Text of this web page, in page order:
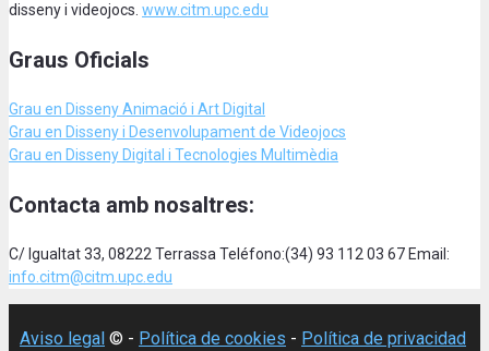
disseny i videojocs. www.citm.upc.edu
Graus Oficials
Grau en Disseny Animació i Art Digital
Grau en Disseny i Desenvolupament de Videojocs
Grau en Disseny Digital i Tecnologies Multimèdia
Contacta amb nosaltres:
C/ Igualtat 33, 08222 Terrassa Teléfono:(34) 93 112 03 67 Email:
info.citm@citm.upc.edu
Aviso legal © - Política de cookies - Política de privacidad